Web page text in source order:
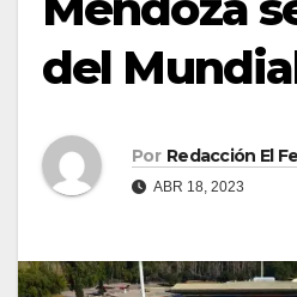
del
Por Redacción El
ABR 18, 2023